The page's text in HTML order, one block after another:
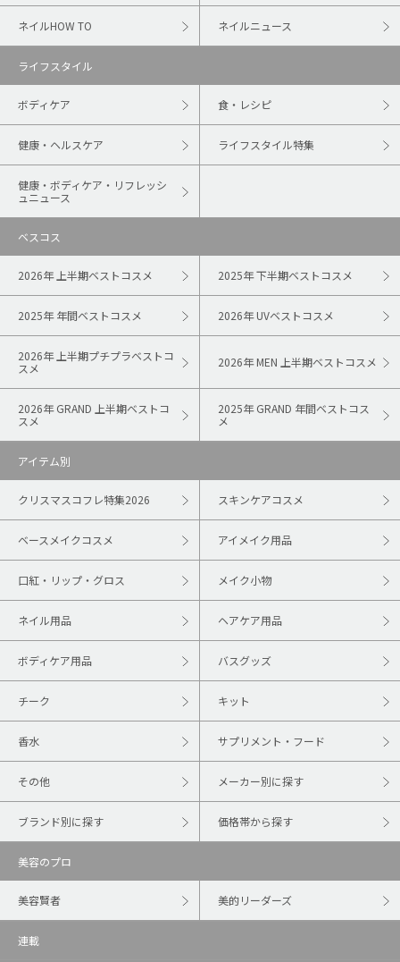
ネイルHOW TO ネイルニュース
ライフスタイル
ボディケア 食・レシピ
健康・ヘルスケア ライフスタイル特集
健康・ボディケア・リフレッシ
ュニュース
ベスコス
2026年 上半期ベストコスメ 2025年 下半期ベストコスメ
2025年 年間ベストコスメ 2026年 UVベストコスメ
2026年 上半期プチプラベストコ
スメ
2026年 MEN 上半期ベストコスメ
2026年 GRAND 上半期ベストコ
スメ
2025年 GRAND 年間ベストコス
メ
アイテム別
クリスマスコフレ特集2026 スキンケアコスメ
ベースメイクコスメ アイメイク用品
口紅・リップ・グロス メイク小物
ネイル用品 ヘアケア用品
ボディケア用品 バスグッズ
チーク キット
香水 サプリメント・フード
その他 メーカー別に探す
ブランド別に探す 価格帯から探す
美容のプロ
美容賢者 美的リーダーズ
連載